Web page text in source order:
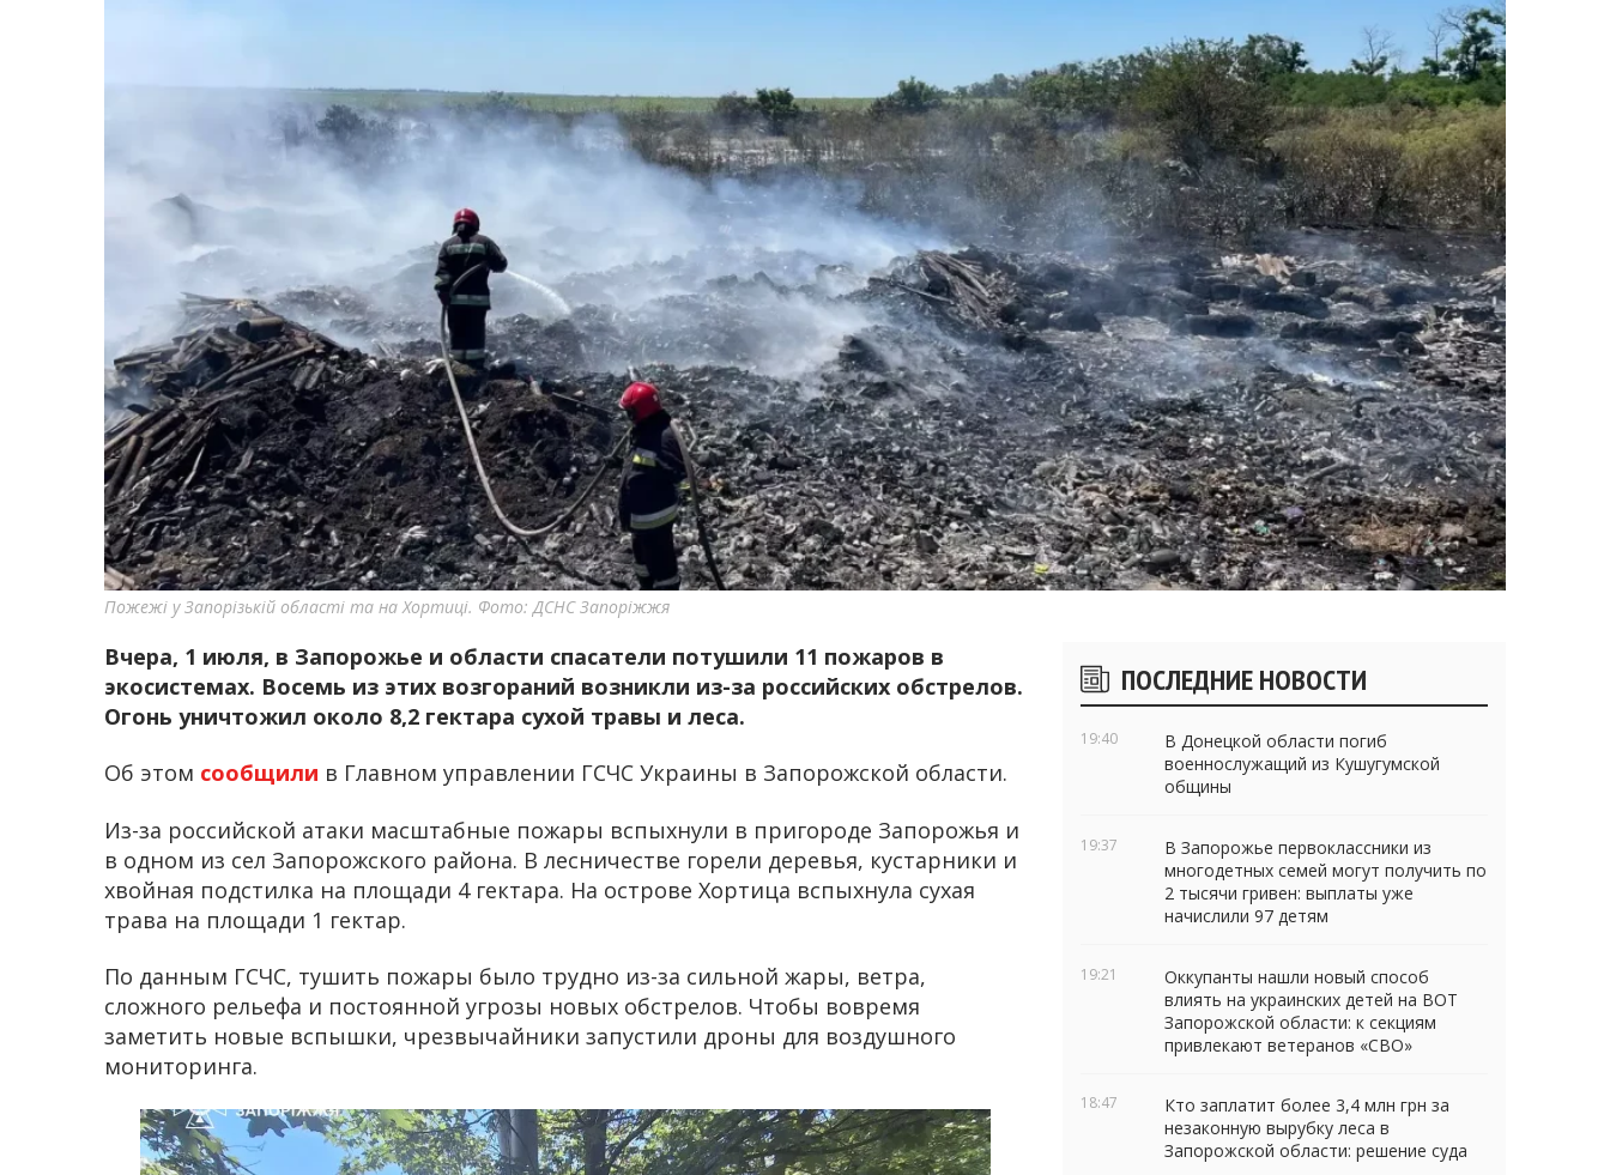
Пожежі у Запорізькій області та на Хортиці. Фото: ДСНС Запоріжжя
Вчера, 1 июля, в Запорожье и области спасатели потушили 11 пожаров в
экосистемах. Восемь из этих возгораний возникли из-за российских обстрелов.
Огонь уничтожил около 8,2 гектара сухой травы и леса.
Об этом сообщили в Главном управлении ГСЧС Украины в Запорожской области.
Из-за российской атаки масштабные пожары вспыхнули в пригороде Запорожья и
в одном из сел Запорожского района. В лесничестве горели деревья, кустарники и
хвойная подстилка на площади 4 гектара. На острове Хортица вспыхнула сухая
трава на площади 1 гектар.
По данным ГСЧС, тушить пожары было трудно из-за сильной жары, ветра,
сложного рельефа и постоянной угрозы новых обстрелов. Чтобы вовремя
заметить новые вспышки, чрезвычайники запустили дроны для воздушного
мониторинга.
Боковые
виджеты
ПОСЛЕДНИЕ НОВОСТИ
19:40
В Донецкой области погиб
военнослужащий из Кушугумской
общины
19:37
В Запорожье первоклассники из
многодетных семей могут получить по
2 тысячи гривен: выплаты уже
начислили 97 детям
19:21
Оккупанты нашли новый способ
влиять на украинских детей на ВОТ
Запорожской области: к секциям
привлекают ветеранов «СВО»
18:47
Кто заплатит более 3,4 млн грн за
незаконную вырубку леса в
Запорожской области: решение суда